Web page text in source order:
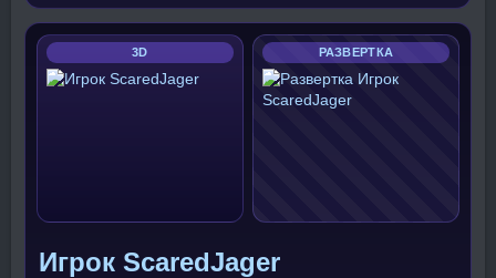
3D РАЗВЕРТКА
Игрок ScaredJager